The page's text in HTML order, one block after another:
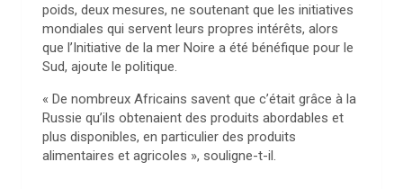
poids, deux mesures, ne soutenant que les initiatives
mondiales qui servent leurs propres intérêts, alors
que l’Initiative de la mer Noire a été bénéfique pour le
Sud, ajoute le politique.
« De nombreux Africains savent que c’était grâce à la
Russie qu’ils obtenaient des produits abordables et
plus disponibles, en particulier des produits
alimentaires et agricoles », souligne-t-il.